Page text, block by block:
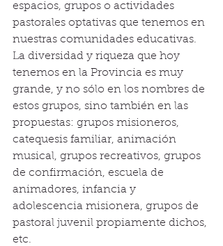
espacios, grupos o actividades
pastorales optativas que tenemos en
nuestras comunidades educativas.
La diversidad y riqueza que hoy
tenemos en la Provincia es muy
grande, y no sólo en los nombres de
estos grupos, sino también en las
propuestas: grupos misioneros,
catequesis familiar, animación
musical, grupos recreativos, grupos
de confirmación, escuela de
animadores, infancia y
adolescencia misionera, grupos de
pastoral juvenil propiamente dichos,
etc.